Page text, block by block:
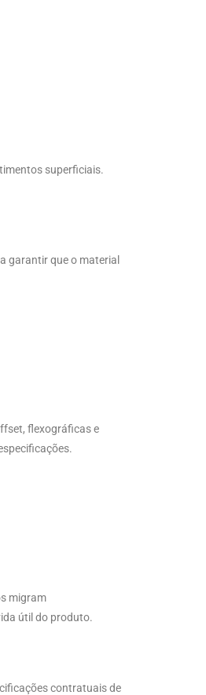
superficiais.
garantir que o material
flexográficas e
migram
útil do produto.
contratuais de